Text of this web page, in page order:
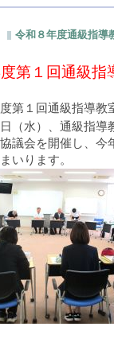
令和８年度通級指導
第１回通級指
第１回通級指導教
（水）、通級指導
議会を開催し、今
いります。